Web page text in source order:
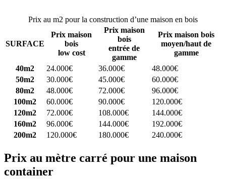
Prix au m2 pour la construction d’une maison en bois
SURFACE
Prix maison
bois
low cost
Prix maison
bois
entrée de
gamme
Prix maison bois
moyen/haut de
gamme
40m2
24.000€ 36.000€
48.000€
50m2
30.000€ 45.000€
60.000€
80m2
48.000€ 72.000€
96.000€
100m2
60.000€ 90.000€
120.000€
120m2
72.000€ 108.000€
144.000€
160m2
96.000€ 144.000€
192.000€
200m2
120.000€ 180.000€ 240.000€
Prix au mètre carré pour une maison
container